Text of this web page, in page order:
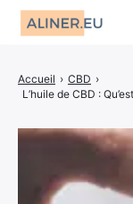
Accueil › CBD ›
L’huile de CBD :
Décoration
Jardin
Maison